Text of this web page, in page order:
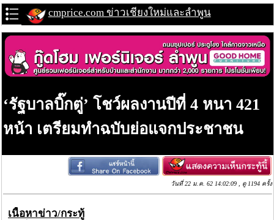
cmprice.com ข่าวเชียงใหม่และลำพูน
‘รัฐบาลบิ๊กตู่’ โชว์ผลงานปีที่ 4 หนา 421
หน้า เตรียมทำฉบับย่อแจกประชาชน
วันที่ 22 ม.ค. 62 14:02:09 , ดู 1194 ครั้ง
เนื้อหาข่าว/กระทู้